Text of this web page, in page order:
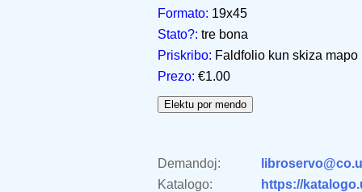
Formato: 19x45
Stato?: tre bona
Priskribo: Faldfolio kun skiza
Prezo: €1.00
Demandoj:
Katalogo:
https://